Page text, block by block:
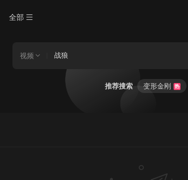
全部
视频
推荐搜索 变形金刚 热